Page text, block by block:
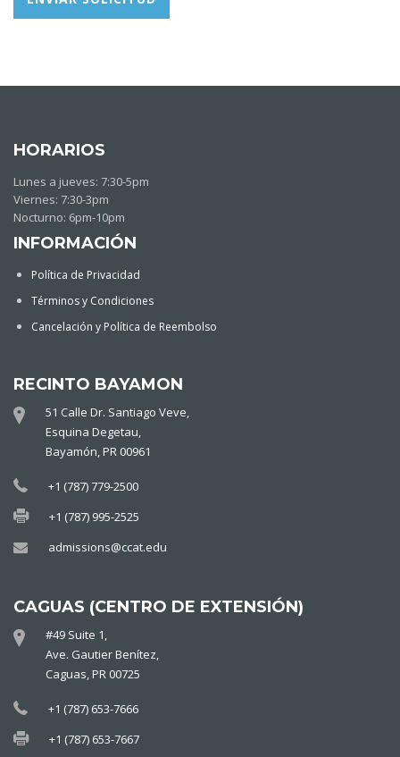
HORARIOS
Lunes a jueves: 7:30-5pm
Viernes: 7:30-3pm
Nocturno: 6pm-10pm
INFORMACIÓN
Política de Privacidad
Términos y Condiciones
Cancelación y Política de Reembolso
RECINTO BAYAMON
51 Calle Dr. Santiago Veve,
Esquina Degetau,
Bayamón, PR 00961
+1 (787) 779-2500
+1 (787) 995-2525
admissions@ccat.edu
CAGUAS (CENTRO DE EXTENSIÓN)
#49 Suite 1,
Ave. Gautier Benítez,
Caguas, PR 00725
+1 (787) 653-7666
+1 (787) 653-7667